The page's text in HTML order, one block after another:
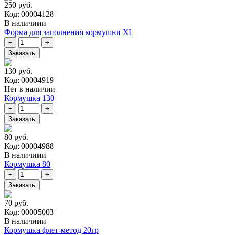
250 руб.
Код: 00004128
В наличиии
Форма для заполнения кормушки XL
130 руб.
Код: 00004919
Нет в наличии
Кормушка 130
80 руб.
Код: 00004988
В наличиии
Кормушка 80
70 руб.
Код: 00005003
В наличиии
Кормушка флет-метод 20гр